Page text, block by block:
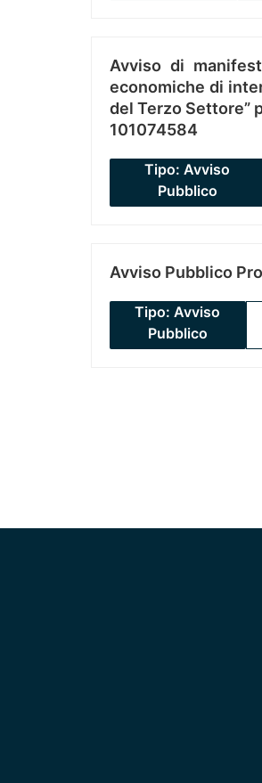
Avviso di
economiche di
del Terzo Settore”
101074584
Tipo: Avviso
Pubblico
Avviso Pubblico
Tipo: Avviso
Pubblico